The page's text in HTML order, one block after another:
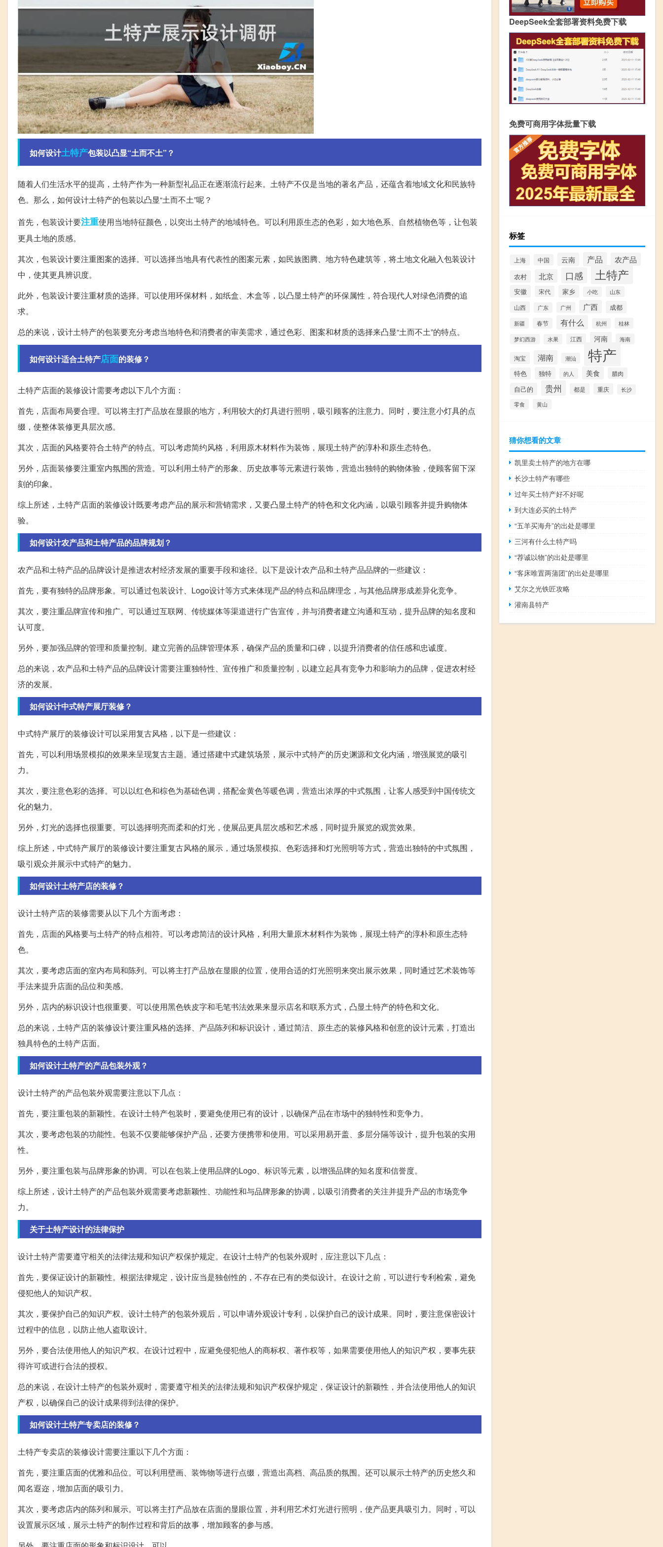
如何设计土特产包装以凸显“土而不土”？
随着人们生活水平的提高，土特产作为一种新型礼品正在逐渐流行起来。土特产不仅是当地的著名产品，还蕴含着地域文化和民族特
色。那么，如何设计土特产的包装以凸显“土而不土”呢？
首先，包装设计要注重使用当地特征颜色，以突出土特产的地域特色。可以利用原生态的色彩，如大地色系、自然植物色等，让包装
更具土地的质感。
其次，包装设计要注重图案的选择。可以选择当地具有代表性的图案元素，如民族图腾、地方特色建筑等，将土地文化融入包装设计
中，使其更具辨识度。
此外，包装设计要注重材质的选择。可以使用环保材料，如纸盒、木盒等，以凸显土特产的环保属性，符合现代人对绿色消费的追
求。
总的来说，设计土特产的包装要充分考虑当地特色和消费者的审美需求，通过色彩、图案和材质的选择来凸显“土而不土”的特点。
如何设计适合土特产店面的装修？
土特产店面的装修设计需要考虑以下几个方面：
首先，店面布局要合理。可以将主打产品放在显眼的地方，利用较大的灯具进行照明，吸引顾客的注意力。同时，要注意小灯具的点
缀，使整体装修更具层次感。
其次，店面的风格要符合土特产的特点。可以考虑简约风格，利用原木材料作为装饰，展现土特产的淳朴和原生态特色。
另外，店面装修要注重室内氛围的营造。可以利用土特产的形象、历史故事等元素进行装饰，营造出独特的购物体验，使顾客留下深
刻的印象。
综上所述，土特产店面的装修设计既要考虑产品的展示和营销需求，又要凸显土特产的特色和文化内涵，以吸引顾客并提升购物体
验。
如何设计农产品和土特产品的品牌规划？
农产品和土特产品的品牌设计是推进农村经济发展的重要手段和途径。以下是设计农产品和土特产品品牌的一些建议：
首先，要有独特的品牌形象。可以通过包装设计、Logo设计等方式来体现产品的特点和品牌理念，与其他品牌形成差异化竞争。
其次，要注重品牌宣传和推广。可以通过互联网、传统媒体等渠道进行广告宣传，并与消费者建立沟通和互动，提升品牌的知名度和
认可度。
另外，要加强品牌的管理和质量控制。建立完善的品牌管理体系，确保产品的质量和口碑，以提升消费者的信任感和忠诚度。
总的来说，农产品和土特产品的品牌设计需要注重独特性、宣传推广和质量控制，以建立起具有竞争力和影响力的品牌，促进农村经
济的发展。
如何设计中式特产展厅装修？
中式特产展厅的装修设计可以采用复古风格，以下是一些建议：
首先，可以利用场景模拟的效果来呈现复古主题。通过搭建中式建筑场景，展示中式特产的历史渊源和文化内涵，增强展览的吸引
力。
其次，要注意色彩的选择。可以以红色和棕色为基础色调，搭配金黄色等暖色调，营造出浓厚的中式氛围，让客人感受到中国传统文
化的魅力。
另外，灯光的选择也很重要。可以选择明亮而柔和的灯光，使展品更具层次感和艺术感，同时提升展览的观赏效果。
综上所述，中式特产展厅的装修设计要注重复古风格的展示，通过场景模拟、色彩选择和灯光照明等方式，营造出独特的中式氛围，
吸引观众并展示中式特产的魅力。
如何设计土特产店的装修？
设计土特产店的装修需要从以下几个方面考虑：
首先，店面的风格要与土特产的特点相符。可以考虑简洁的设计风格，利用大量原木材料作为装饰，展现土特产的淳朴和原生态特
色。
其次，要考虑店面的室内布局和陈列。可以将主打产品放在显眼的位置，使用合适的灯光照明来突出展示效果，同时通过艺术装饰等
手法来提升店面的品位和美感。
另外，店内的标识设计也很重要。可以使用黑色铁皮字和毛笔书法效果来显示店名和联系方式，凸显土特产的特色和文化。
总的来说，土特产店的装修设计要注重风格的选择、产品陈列和标识设计，通过简洁、原生态的装修风格和创意的设计元素，打造出
独具特色的土特产店面。
如何设计土特产的产品包装外观？
设计土特产的产品包装外观需要注意以下几点：
首先，要注重包装的新颖性。在设计土特产包装时，要避免使用已有的设计，以确保产品在市场中的独特性和竞争力。
其次，要考虑包装的功能性。包装不仅要能够保护产品，还要方便携带和使用。可以采用易开盖、多层分隔等设计，提升包装的实用
性。
另外，要注重包装与品牌形象的协调。可以在包装上使用品牌的Logo、标识等元素，以增强品牌的知名度和信誉度。
综上所述，设计土特产的产品包装外观需要考虑新颖性、功能性和与品牌形象的协调，以吸引消费者的关注并提升产品的市场竞争
力。
关于土特产设计的法律保护
设计土特产需要遵守相关的法律法规和知识产权保护规定。在设计土特产的包装外观时，应注意以下几点：
首先，要保证设计的新颖性。根据法律规定，设计应当是独创性的，不存在已有的类似设计。在设计之前，可以进行专利检索，避免
侵犯他人的知识产权。
其次，要保护自己的知识产权。设计土特产的包装外观后，可以申请外观设计专利，以保护自己的设计成果。同时，要注意保密设计
过程中的信息，以防止他人盗取设计。
另外，要合法使用他人的知识产权。在设计过程中，应避免侵犯他人的商标权、著作权等，如果需要使用他人的知识产权，要事先获
得许可或进行合法的授权。
总的来说，在设计土特产的包装外观时，需要遵守相关的法律法规和知识产权保护规定，保证设计的新颖性，并合法使用他人的知识
产权，以确保自己的设计成果得到法律的保护。
如何设计土特产专卖店的装修？
土特产专卖店的装修设计需要注重以下几个方面：
首先，要注重店面的优雅和品位。可以利用壁画、装饰物等进行点缀，营造出高档、高品质的氛围。还可以展示土特产的历史悠久和
闻名遐迩，增加店面的吸引力。
其次，要考虑店内的陈列和展示。可以将主打产品放在店面的显眼位置，并利用艺术灯光进行照明，使产品更具吸引力。同时，可以
设置展示区域，展示土特产的制作过程和背后的故事，增加顾客的参与感。
DeepSeek全套部署资料免费下载
免费可商用字体批量下载
标签
上海 中国 云南 产品 农产品
农村 北京 口感 土特产
安徽 宋代 家乡 小吃 山东
山西 广东 广州 广西 成都
新疆 春节 有什么 杭州 桂林
梦幻西游 水果 江西 河南 海南
淘宝 湖南 潮汕 特产
特色 独特 的人 美食 腊肉
自己的 贵州 都是 重庆
长沙
零食
黄山
猜你想看的文章
凯里卖土特产的地方在哪
长沙土特产有哪些
过年买土特产好不好呢
到大连必买的土特产
“五羊买海舟”的出处是哪里
三河有什么土特产吗
“荐诚以物”的出处是哪里
“客床唯置两蒲团”的出处是哪里
艾尔之光铁匠攻略
灌南县特产